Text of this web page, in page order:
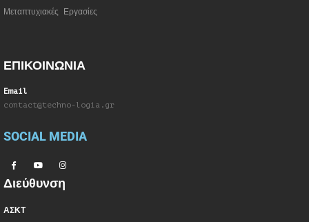
Μεταπτυχιακές Εργασίες
ΕΠΙΚΟΙΝΩΝΙΑ
Email
contact@techno-logia.gr
SOCIAL MEDIA
Διεύθυνση
ΑΣΚΤ